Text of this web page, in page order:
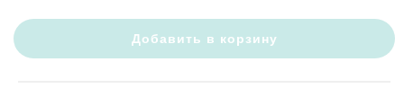
Добавить в корзину